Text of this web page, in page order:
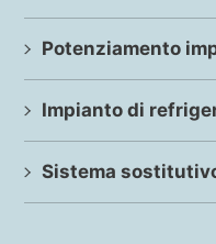
Potenziamento
Impianto di
Sistema